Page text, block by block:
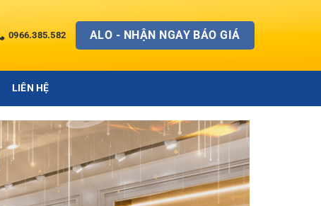
0966.385.582 ALO - NHẬN NGAY BÁO GIÁ
LIÊN HỆ